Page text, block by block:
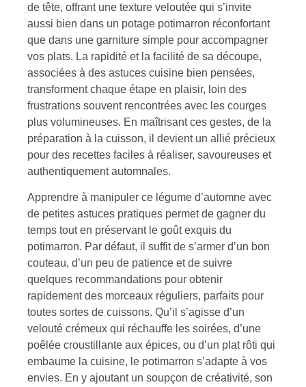
de tête, offrant une texture veloutée qui s’invite
aussi bien dans un potage potimarron réconfortant
que dans une garniture simple pour accompagner
vos plats. La rapidité et la facilité de sa découpe,
associées à des astuces cuisine bien pensées,
transforment chaque étape en plaisir, loin des
frustrations souvent rencontrées avec les courges
plus volumineuses. En maîtrisant ces gestes, de la
préparation à la cuisson, il devient un allié précieux
pour des recettes faciles à réaliser, savoureuses et
authentiquement automnales.
Apprendre à manipuler ce légume d’automne avec
de petites astuces pratiques permet de gagner du
temps tout en préservant le goût exquis du
potimarron. Par défaut, il suffit de s’armer d’un bon
couteau, d’un peu de patience et de suivre
quelques recommandations pour obtenir
rapidement des morceaux réguliers, parfaits pour
toutes sortes de cuissons. Qu’il s’agisse d’un
velouté crémeux qui réchauffe les soirées, d’une
poêlée croustillante aux épices, ou d’un plat rôti qui
embaume la cuisine, le potimarron s’adapte à vos
envies. En y ajoutant un soupçon de créativité, son